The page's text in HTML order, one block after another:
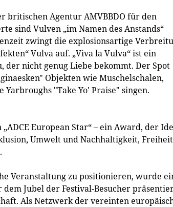
britischen Agentur AMVBBDO für den
sind Vulven „im Namen des Anstands“
zwingt die explosionsartige
Vulva auf. „Viva la Vulva“ ist ein
nicht genug Liebe bekommt. Der Spot
Objekten wie Muschelschalen,
Yarbroughs "Take Yo' Praise" singen.
European Star“ – ein Award, der
Umwelt und Nachhaltigkeit,
Veranstaltung zu positionieren, wurde
Jubel der Festival-Besucher
Als Netzwerk der vereinten